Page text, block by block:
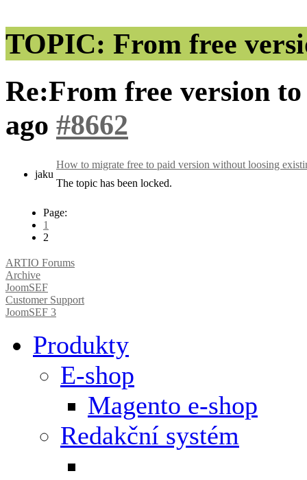
TOPIC: From free
Re:From free version
ago #8662
jaku
How to migrate free to paid version without loosing
The topic has been locked.
Page:
1
2
ARTIO Forums
Archive
JoomSEF
Customer Support
JoomSEF 3
Produkty
E-shop
Magento e-shop
Redakční systém